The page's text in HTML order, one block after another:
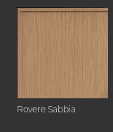
Rovere Sabbia